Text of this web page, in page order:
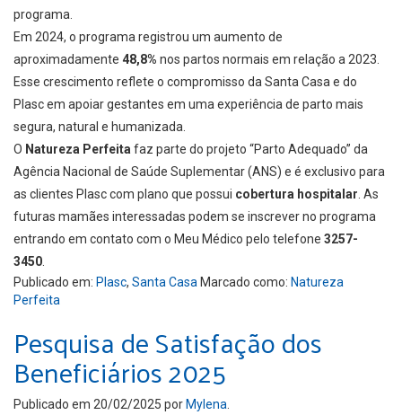
programa.
Em 2024, o programa registrou um aumento de
aproximadamente 48,8% nos partos normais em relação a 2023.
Esse crescimento reflete o compromisso da Santa Casa e do
Plasc em apoiar gestantes em uma experiência de parto mais
segura, natural e humanizada.
O Natureza Perfeita faz parte do projeto “Parto Adequado” da
Agência Nacional de Saúde Suplementar (ANS) e é exclusivo para
as clientes Plasc com plano que possui cobertura hospitalar . As
futuras mamães interessadas podem se inscrever no programa
entrando em contato com o Meu Médico pelo telefone 3257-
3450
Publicado em: Plasc, Santa Casa Marcado como: Natureza
Perfeita
Pesquisa de Satisfação dos
Beneficiários 2025
Publicado em 20/02/2025 por Mylena